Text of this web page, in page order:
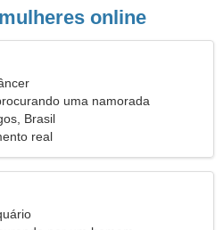
online
uma namorada
Brasil
real